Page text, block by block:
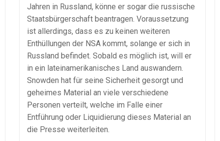
Jahren in Russland, könne er sogar die russische
Staatsbürgerschaft beantragen. Voraussetzung
ist allerdings, dass es zu keinen weiteren
Enthüllungen der NSA kommt, solange er sich in
Russland befindet. Sobald es möglich ist, will er
in ein lateinamerikanisches Land auswandern.
Snowden hat für seine Sicherheit gesorgt und
geheimes Material an viele verschiedene
Personen verteilt, welche im Falle einer
Entführung oder Liquidierung dieses Material an
die Presse weiterleiten.